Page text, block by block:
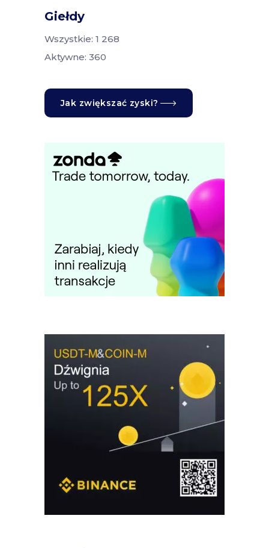
Giełdy
Wszystkie: 1 268
Aktywne: 360
Jak zwiększać zyski?